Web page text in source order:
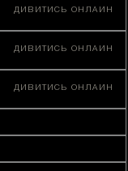
ДИВИТИСЬ ОНЛАЙН
ДИВИТИСЬ ОНЛАЙН
ДИВИТИСЬ ОНЛАЙН